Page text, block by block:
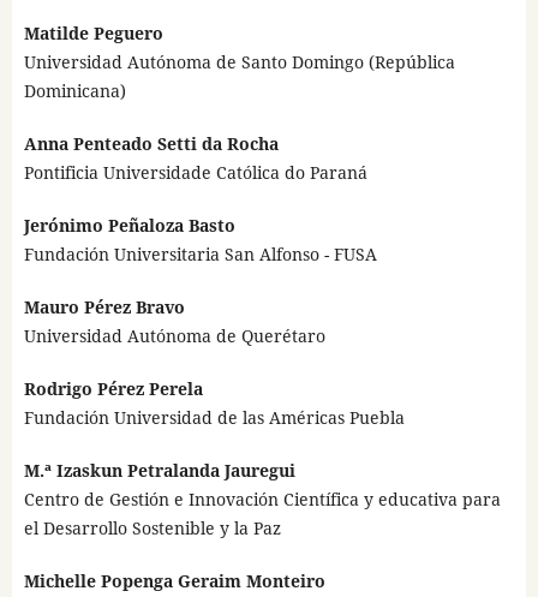
Matilde Peguero
Universidad Autónoma de Santo Domingo (República
Dominicana)
Anna Penteado Setti da Rocha
Pontificia Universidade Católica do Paraná
Jerónimo Peñaloza Basto
Fundación Universitaria San Alfonso - FUSA
Mauro Pérez Bravo
Universidad Autónoma de Querétaro
Rodrigo Pérez Perela
Fundación Universidad de las Américas Puebla
M.ª Izaskun Petralanda Jauregui
Centro de Gestión e Innovación Científica y educativa para
el Desarrollo Sostenible y la Paz
Michelle Popenga Geraim Monteiro